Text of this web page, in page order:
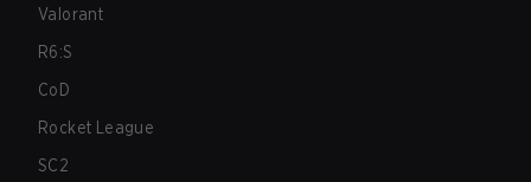
Valorant
R6:S
CoD
Rocket League
SC2